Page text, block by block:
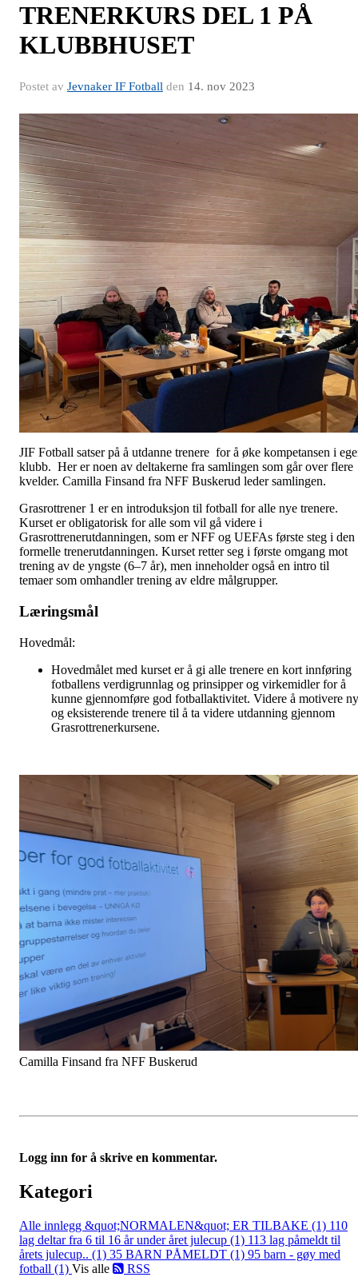
TRENERKURS DEL 1 PÅ
KLUBBHUSET
Postet av Jevnaker IF Fotball den 14. nov 2023
JIF Fotball satser på å utdanne trenere for å øke kompetansen i
klubb. Her er noen av deltakerne fra samlingen som går over flere
kvelder. Camilla Finsand fra NFF Buskerud leder samlingen.
Grasrottrener 1 er en introduksjon til fotball for alle nye trenere.
Kurset er obligatorisk for alle som vil gå videre i
Grasrottrenerutdanningen, som er NFF og UEFAs første steg i den
formelle trenerutdanningen. Kurset retter seg i første omgang mot
trening av de yngste (6–7 år), men inneholder også en intro til
temaer som omhandler trening av eldre målgrupper.
Læringsmål
Hovedmål:
Hovedmålet med kurset er å gi alle trenere en kort innføring
fotballens verdigrunnlag og prinsipper og virkemidler for å
kunne gjennomføre god fotballaktivitet. Videre å motivere
og eksisterende trenere til å ta videre utdanning gjennom
Grasrottrenerkursene.
Camilla Finsand fra NFF Buskerud
Logg inn for å skrive en kommentar.
Kategori
Alle innlegg &quot;NORMALEN&quot; ER TILBAKE (1) 110
lag deltar fra 6 til 16 år under året julecup (1) 113 lag påmeldt til
årets julecup.. (1) 35 BARN PÅMELDT (1) 95 barn - gøy med
fotball (1) Vis alle RSS